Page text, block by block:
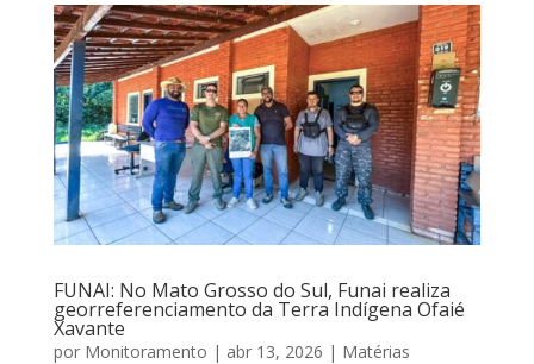
FUNAI: No Mato Grosso do Sul, Funai realiza
georreferenciamento da Terra Indígena Ofaié
Xavante
por Monitoramento | abr 13, 2026 | Matérias